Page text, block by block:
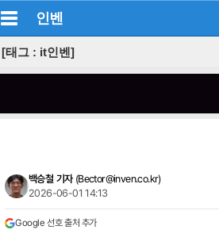
인벤
[태그 : it인벤]
백승철 기자 (Bector@inven.co.kr)
2026-06-01 14:13
Google 선호 출처 추가